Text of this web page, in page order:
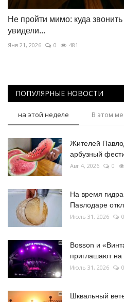
Не пройти мимо: куда
увидели...
Янв 21, 2026 0 481
ПОПУЛЯРНЫЕ НОВОСТИ
на этой неделе В этом
Жителей
арбузный
Авг 4, 2026 0
На время
Павлодаре
Июль 31, 2026 0
Bosson и
приглашают на
Июль 31, 2026 0
Шквальный